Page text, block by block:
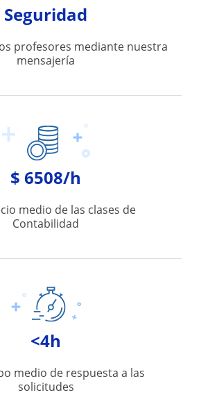
Seguridad
profesores mediante nuestra
mensajería
$ 6508/h
medio de las clases de
Contabilidad
<4h
medio de respuesta a las
solicitudes